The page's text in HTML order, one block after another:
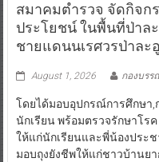
สมาคมตำรวจ จัดกิจก
ประโยชน์ ในพื้นที่ป่าล
ชายแดนนเรศวรป่าละอู
August 1, 2026 กองบรร
โดยได้มอบอุปกรณ์การศึกษา,
นักเรียน พร้อมตรวจรักษาโ
ให้แก่นักเรียนและพี่น้องประ
มอบถุงยังชีพให้แก่ชาวบ้านย